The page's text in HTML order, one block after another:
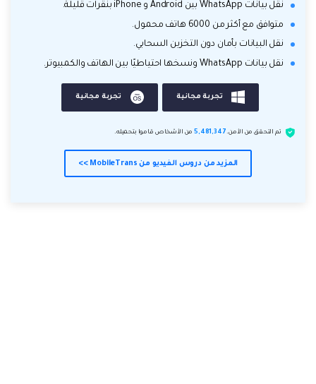
نقل بيانات WhatsApp بين Android و iPhone بنقرات قليلة.
متوافق مع أكثر من 6000 هاتف محمول.
نقل البيانات بأمان دون التخزين السحابي.
نقل بيانات WhatsApp ونسخها احتياطيًا بين الهاتف والكمبيوتر.
تجربة مجانية تجربة مجانية
تم التحقق من الأمن.5,481,347 من الأشخاص قاموا بتحميله.
المزيد من دروس الفيديو من MobileTrans >>